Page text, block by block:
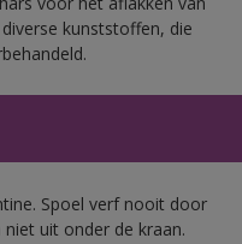
kunststoffen, die
Spoel verf nooit door
uit onder de kraan.